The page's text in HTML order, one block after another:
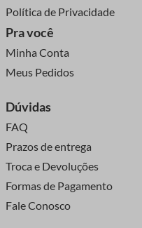
Política de Privacidade
Pra você
Minha Conta
Meus Pedidos
Dúvidas
FAQ
Prazos de entrega
Troca e Devoluções
Formas de Pagamento
Fale Conosco